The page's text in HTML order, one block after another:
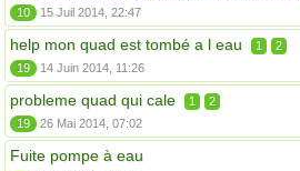
10 15 Juil 2014, 22:47
help mon quad est tombé a l eau 1
2
19
14 Juin 2014, 11:26
probleme quad qui cale 1
2
19
26 Mai 2014, 07:02
Fuite pompe à eau